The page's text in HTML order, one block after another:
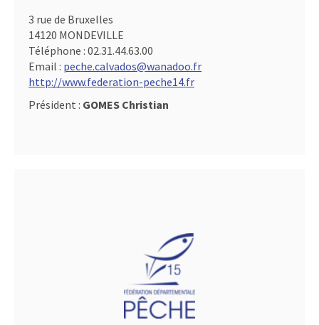
3 rue de Bruxelles
14120 MONDEVILLE
Téléphone : 02.31.44.63.00
Email : peche.calvados@wanadoo.fr
http://www.federation-peche14.fr
Président : GOMES Christian